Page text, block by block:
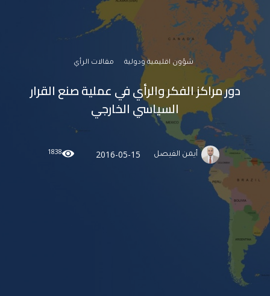
شؤون اقليمية ودولية مقالات الرأي
دور مراكز الفكر والرأي في عملية صنع القرار
السياسي الخارجي
أيمن الفيصل 2016-05-15
1838